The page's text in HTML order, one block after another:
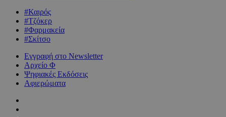
#Καιρός
#Τζόκερ
#Φαρμακεία
#Σκίτσο
Εγγραφή στο Newsletter
Αρχείο Φ
Ψηφιακές Εκδόσεις
Αφιερώματα